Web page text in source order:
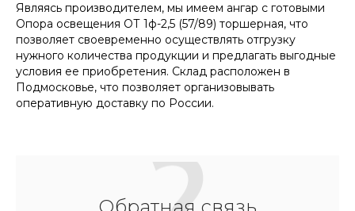
Являясь производителем, мы имеем ангар с готовыми
Опора освещения ОТ 1ф-2,5 (57/89) торшерная, что
позволяет своевременно осуществлять отгрузку
нужного количества продукции и предлагать выгодные
условия ее приобретения. Склад расположен в
Подмосковье, что позволяет организовывать
оперативную доставку по России.